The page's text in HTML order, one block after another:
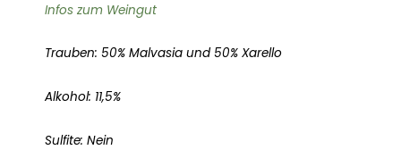
Infos zum Weingut
Trauben: 50% Malvasia und 50% Xarello
Alkohol: 11,5%
Sulfite: Nein